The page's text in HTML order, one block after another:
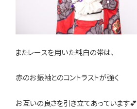
またレースを用いた純白の帯は、
赤のお振袖とのコントラストが強く
お互いの良さを引き立てあっています💕